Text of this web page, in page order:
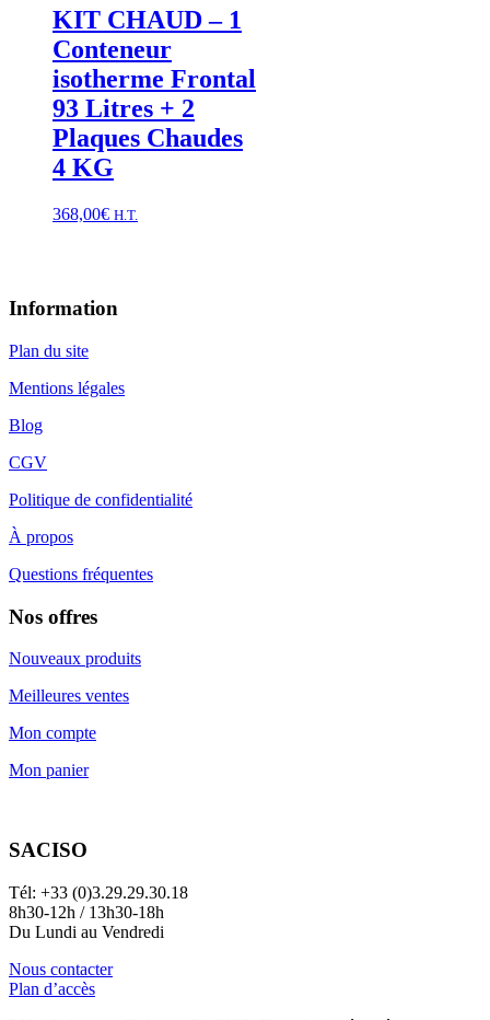
KIT CHAUD – 1
Conteneur
isotherme Frontal
93 Litres + 2
Plaques Chaudes
4 KG
368,00€ H.T.
Information
Plan du site
Mentions légales
Blog
CGV
Politique de confidentialité
À propos
Questions fréquentes
Nos offres
Nouveaux produits
Meilleures ventes
Mon compte
Mon panier
SACISO
Tél: +33 (0)3.29.29.30.18
8h30-12h / 13h30-18h
Du Lundi au Vendredi
Nous contacter
Plan d’accès